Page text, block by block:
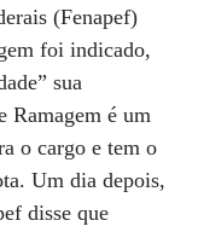
(Fenapef)
foi indicado,
sua
Ramagem é um
o cargo e tem o
Um dia depois,
disse que